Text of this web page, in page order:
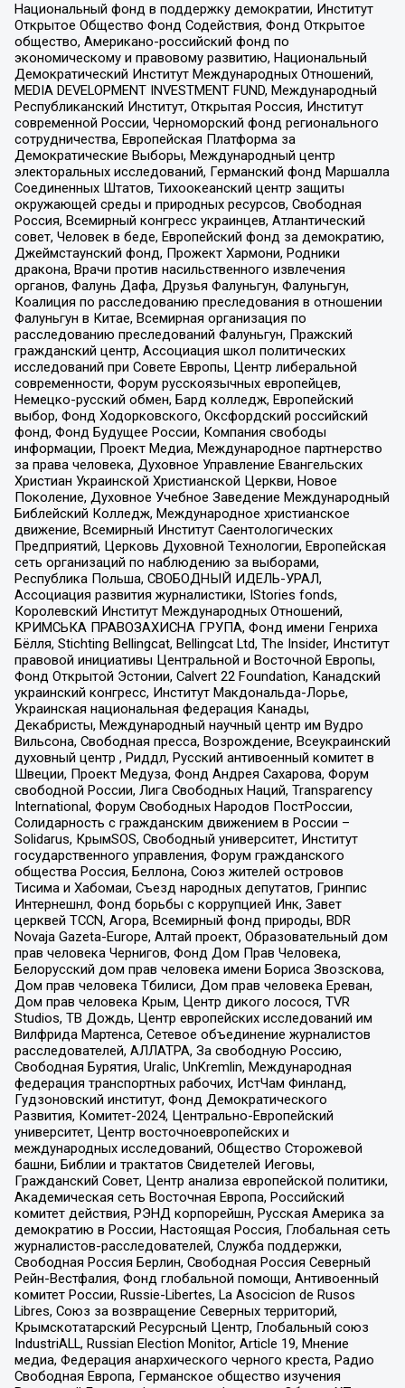
Национальный фонд в поддержку демократии, Институт
Открытое Общество Фонд Содействия, Фонд Открытое
общество, Американо-российский фонд по
экономическому и правовому развитию, Национальный
Демократический Институт Международных Отношений,
MEDIA DEVELOPMENT INVESTMENT FUND, Международный
Республиканский Институт, Открытая Россия, Институт
современной России, Черноморский фонд регионального
сотрудничества, Европейская Платформа за
Демократические Выборы, Международный центр
электоральных исследований, Германский фонд Маршалла
Соединенных Штатов, Тихоокеанский центр защиты
окружающей среды и природных ресурсов, Свободная
Россия, Всемирный конгресс украинцев, Атлантический
совет, Человек в беде, Европейский фонд за демократию,
Джеймстаунский фонд, Прожект Хармони, Родники
дракона, Врачи против насильственного извлечения
органов, Фалунь Дафа, Друзья Фалуньгун, Фалуньгун,
Коалиция по расследованию преследования в отношении
Фалуньгун в Китае, Всемирная организация по
расследованию преследований Фалуньгун, Пражский
гражданский центр, Ассоциация школ политических
исследований при Совете Европы, Центр либеральной
современности, Форум русскоязычных европейцев,
Немецко-русский обмен, Бард колледж, Европейский
выбор, Фонд Ходорковского, Оксфордский российский
фонд, Фонд Будущее России, Компания свободы
информации, Проект Медиа, Международное партнерство
за права человека, Духовное Управление Евангельских
Христиан Украинской Христианской Церкви, Новое
Поколение, Духовное Учебное Заведение Международный
Библейский Колледж, Международное христианское
движение, Всемирный Институт Саентологических
Предприятий, Церковь Духовной Технологии, Европейская
сеть организаций по наблюдению за выборами,
Республика Польша, СВОБОДНЫЙ ИДЕЛЬ-УРАЛ,
Ассоциация развития журналистики, IStories fonds,
Королевский Институт Международных Отношений,
КРИМСЬКА ПРАВОЗАХИСНА ГРУПА, Фонд имени Генриха
Бёлля, Stichting Bellingcat, Bellingcat Ltd, The Insider, Институт
правовой инициативы Центральной и Восточной Европы,
Фонд Открытой Эстонии, Calvert 22 Foundation, Канадский
украинский конгресс, Институт Макдональда-Лорье,
Украинская национальная федерация Канады,
Декабристы, Международный научный центр им Вудро
Вильсона, Свободная пресса, Возрождение, Всеукраинский
духовный центр , Риддл, Русский антивоенный комитет в
Швеции, Проект Медуза, Фонд Андрея Сахарова, Форум
свободной России, Лига Свободных Наций, Transparеncy
International, Форум Свободных Народов ПостРоссии,
Солидарность с гражданским движением в России –
Solidarus, КрымSOS, Свободный университет, Институт
государственного управления, Форум гражданского
общества Россия, Беллона, Союз жителей островов
Тисима и Хабомаи, Съезд народных депутатов, Гринпис
Интернешнл, Фонд борьбы с коррупцией Инк, Завет
церквей TCCN, Агора, Всемирный фонд природы, BDR
Novaja Gazeta-Europe, Алтай проект, Образовательный дом
прав человека Чернигов, Фонд Дом Прав Человека,
Белорусский дом прав человека имени Бориса Звозскова,
Дом прав человека Тбилиси, Дом прав человека Ереван,
Дом прав человека Крым, Центр дикого лосося, TVR
Studios, ТВ Дождь, Центр европейских исследований им
Вилфрида Мартенса, Сетевое объединение журналистов
расследователей, АЛЛАТРА, За свободную Россию,
Свободная Бурятия, Uralic, UnKremlin, Международная
федерация транспортных рабочих, ИстЧам Финланд,
Гудзоновский институт, Фонд Демократического
Развития, Комитет-2024, Центрально-Европейский
университет, Центр восточноевропейских и
международных исследований, Общество Сторожевой
башни, Библии и трактатов Свидетелей Иеговы,
Гражданский Совет, Центр анализа европейской политики,
Академическая сеть Восточная Европа, Российский
комитет действия, РЭНД корпорейшн, Русская Америка за
демократию в России, Настоящая Россия, Глобальная сеть
журналистов-расследователей, Служба поддержки,
Свободная Россия Берлин, Свободная Россия Северный
Рейн-Вестфалия, Фонд глобальной помощи, Антивоенный
комитет России, Russie-Libertes, La Asocicion de Rusos
Libres, Союз за возвращение Северных территорий,
Крымскотатарский Ресурсный Центр, Глобальный союз
IndustriALL, Russian Election Monitor, Article 19, Мнение
медиа, Федерация анархического черного креста, Радио
Свободная Европа, Германское общество изучения